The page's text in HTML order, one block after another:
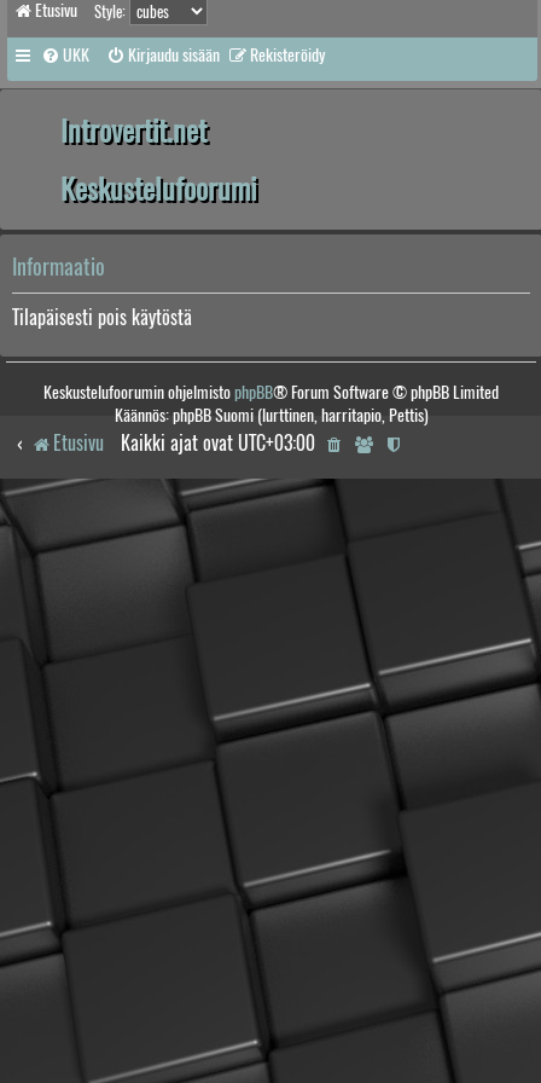
Etusivu Style:
UKK Kirjaudu sisään Rekisteröidy
Introvertit.net
Keskustelufoorumi
Informaatio
Tilapäisesti pois käytöstä
Keskustelufoorumin ohjelmistophpBB® Forum Software © phpBB Limited
Käännös: phpBB Suomi (lurttinen, harritapio, Pettis)
Etusivu Kaikki ajat ovat UTC+03:00